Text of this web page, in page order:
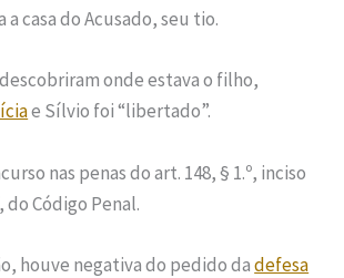
a casa do Acusado, seu tio.
onde estava o filho,
e Sílvio foi “libertado”.
nas penas do art. 148, § 1.º, inciso
do Código Penal.
houve negativa do pedido dadefesa